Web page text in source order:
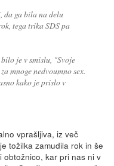
da ga bila na delu
tega trika SDS pa
je v smislu, "Svoje
mnoge nedvoumno sex.
kako je prislo v
vprašljiva, iz več
tožilka zamudila rok in še
obtožnico, kar pri nas ni v